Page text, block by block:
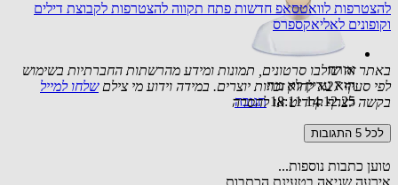
להצטרפות לוואטסאפ חדשות פתח תקווה להצטרפות לקבוצת דילים
וקופונים לאליאקספרס
באתר זה שולבו סרטונים, תמונות ומידע מהרשתות החברתיות בשימוש
לפי סעיף 27א לחוק זכויות יוצרים. במידה וידוע מי צילם
שלחו למייל
בקשה לצרף קרדיט או להסרה
אורח
הוא עדיין לא מת
14.12.25 18:11
תגובה
לכל 5 התגובות
טוען כתבות נוספות...
אירעה שגיאה בטעינת הכתבות